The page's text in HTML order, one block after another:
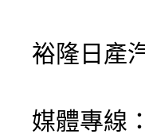
裕隆日產
媒體專線